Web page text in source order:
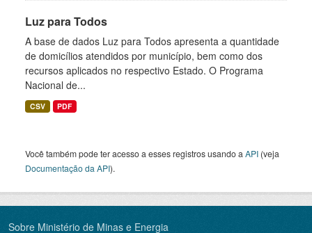
Luz para Todos
A base de dados Luz para Todos apresenta a quantidade
de domicílios atendidos por município, bem como dos
recursos aplicados no respectivo Estado. O Programa
Nacional de...
CSV PDF
Você também pode ter acesso a esses registros usando a API (veja
Documentação da API).
Sobre Ministério de Minas e Energia